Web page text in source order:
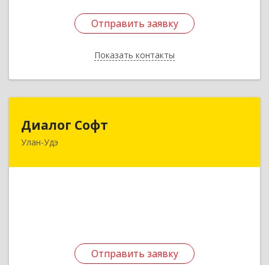
Отправить заявку
Показать контакты
Отправить заявку
Назад
Диалог Софт
Улан-Удэ
Отправить заявку
Отправить заявку